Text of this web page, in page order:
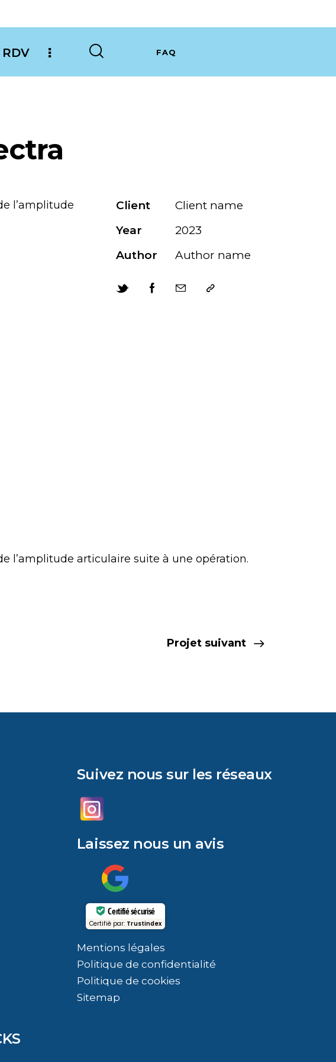
FAQ
l’amplitude
Client
Client name
Year
2023
Author
Author name
l’amplitude articulaire suite à une opération.
Projet suivant
Suivez nous sur les réseaux
Laissez nous un avis
Certifié sécurisé
Certifié par: Trustindex
Mentions légales
Politique de confidentialité
Politique de cookies
Sitemap